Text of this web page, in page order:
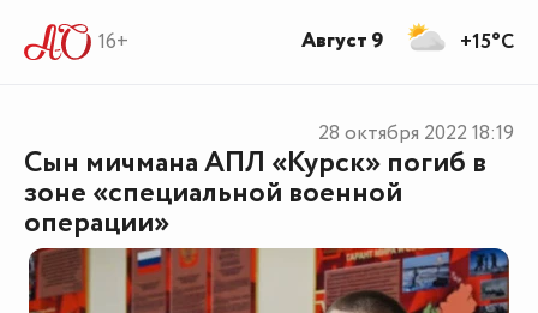
16+
Сын мичмана АПЛ «Курск» погиб в
зоне «специальной военной
операции»
28 октября 2022 18:19
+15°C
Август 9